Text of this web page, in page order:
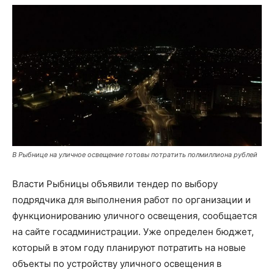
В Рыбнице на уличное освещение готовы потратить полмиллиона рублей
Власти Рыбницы объявили тендер по выбору
подрядчика для выполнения работ по организации и
функционированию уличного освещения, сообщается
на сайте госадминистрации. Уже определен бюджет,
который в этом году планируют потратить на новые
объекты по устройству уличного освещения в